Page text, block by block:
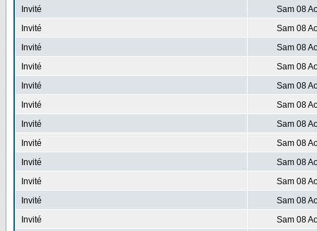
Invité
Sam 08
Invité
Sam 08
Invité
Sam 08
Invité
Sam 08
Invité
Sam 08
Invité
Sam 08
Invité
Sam 08
Invité
Sam 08
Invité
Sam 08
Invité
Sam 08
Invité
Sam 08
Invité
Sam 08